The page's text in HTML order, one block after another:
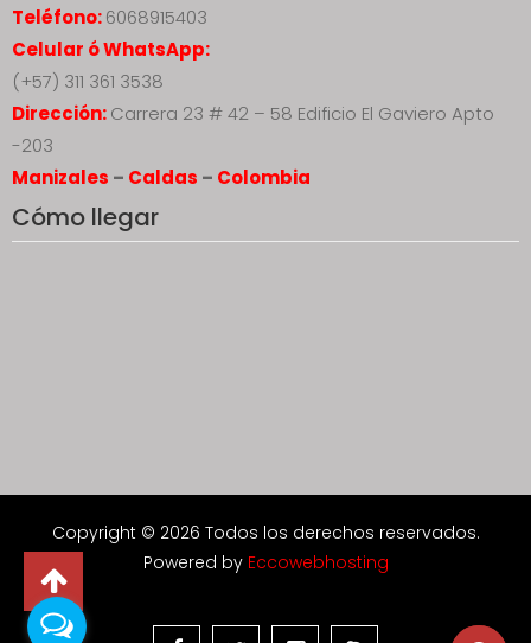
Teléfono:6068915403
Celular ó WhatsApp:
(+57) 311 361 3538
Dirección:Carrera 23 # 42 – 58 Edificio El Gaviero Apto
-203
Manizales – Caldas – Colombia
Cómo llegar
Copyright © 2026 Todos los derechos reservados.
Powered by Eccowebhosting